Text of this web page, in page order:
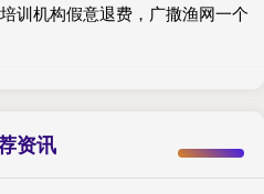
训机构假意退费，广撒渔网一个
资讯